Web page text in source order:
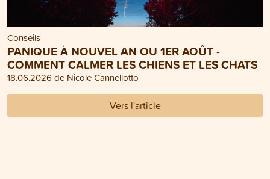
Conseils
PANIQUE À NOUVEL AN OU 1ER AOÛT -
COMMENT CALMER LES CHIENS ET LES CHATS
18.06.2026 de Nicole Cannellotto
Vers l'article